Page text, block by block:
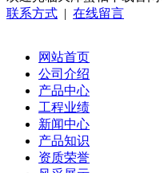
联系方式 | 在线留言
网站首页
公司介绍
产品中心
工程业绩
新闻中心
产品知识
资质荣誉